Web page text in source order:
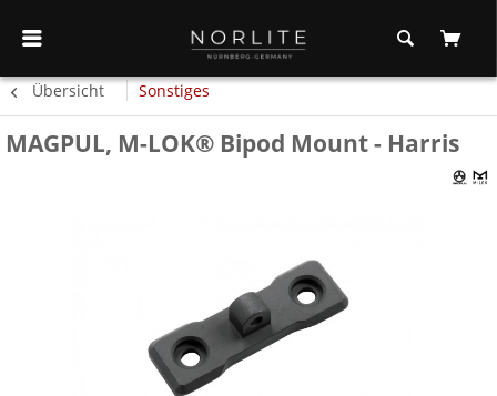
Übersicht Sonstiges
MAGPUL, M-LOK® Bipod Mount - Harris